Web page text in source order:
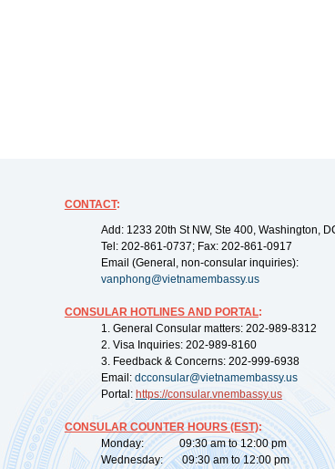
CONTACT:
Add: 1233 20th St NW, Ste 400, Washington,
Tel: 202-861-0737; Fax: 202-861-0917
Email (General, non-consular inquiries):
vanphong@vietnamembassy.us
CONSULAR HOTLINES AND PORTAL:
1. General Consular matters: 202-989-8312
2. Visa Inquiries: 202-989-8160
3. Feedback & Concerns: 202-999-6938
Email: dcconsular@vietnamembassy.us
Portal: https://consular.vnembassy.us
CONSULAR COUNTER HOURS (EST):
Monday: 09:30 am to 12:00 pm
Wednesday: 09:30 am to 12:00 pm